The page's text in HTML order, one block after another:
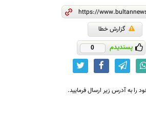
گزارش خطا
پسندیدم 0
را به آدرس زیر ارسال فرمایید.